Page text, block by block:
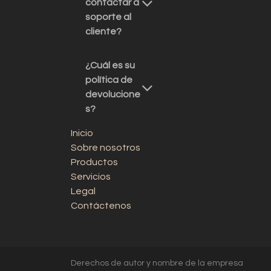
contactar a
soporte al
cliente?
¿Cuál es su
política de
devolucione
s?
Inicio
Sobre nosotros
Productos
Servicios
Legal
Contáctenos
Derechos de autor y nombre de la empresa